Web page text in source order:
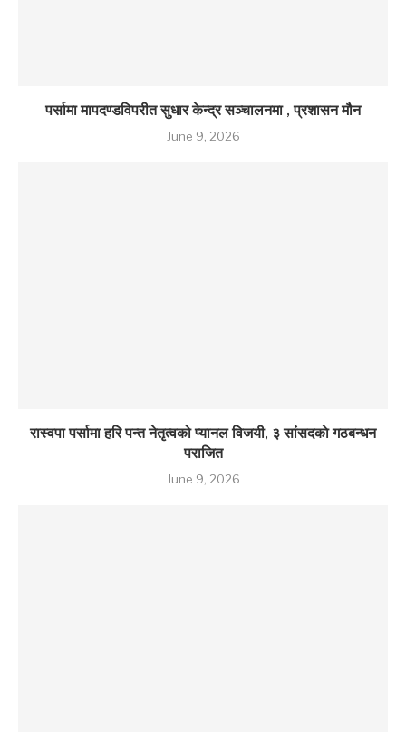
पर्सामा मापदण्डविपरीत सुधार केन्द्र सञ्चालनमा , प्रशासन मौन
June 9, 2026
रास्वपा पर्सामा हरि पन्त नेतृत्वको प्यानल विजयी, ३ सांसदकाे गठबन्धन
पराजित
June 9, 2026